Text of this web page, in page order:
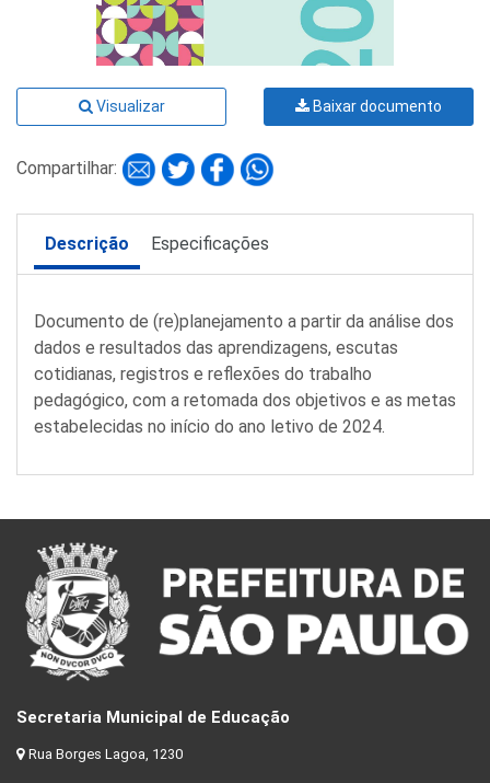
Visualizar Baixar documento
Compartilhar:
Descrição Especificações
Documento de (re)planejamento a partir da análise dos
dados e resultados das aprendizagens, escutas
cotidianas, registros e reflexões do trabalho
pedagógico, com a retomada dos objetivos e as metas
estabelecidas no início do ano letivo de 2024.
Secretaria Municipal de Educação
Rua Borges Lagoa, 1230